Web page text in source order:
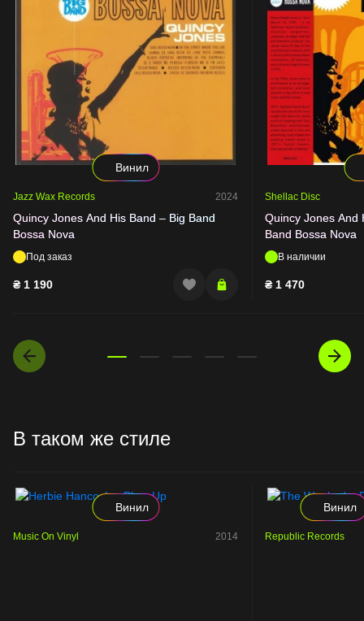
Винил
Jazz Wax Records 2024
Quincy Jones And His Band – Big Band
Bossa Nova
Под заказ
₴ 1 190
Shellac Disc
Quincy Jones And
Band Bossa Nova
В наличии
₴ 1 470
В таком же стиле
Винил
Music On Vinyl 2014
Винил
Republic Records